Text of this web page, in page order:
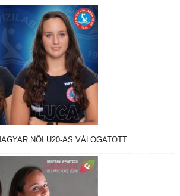
NŐI U20-AS VÁLOGATOTT…